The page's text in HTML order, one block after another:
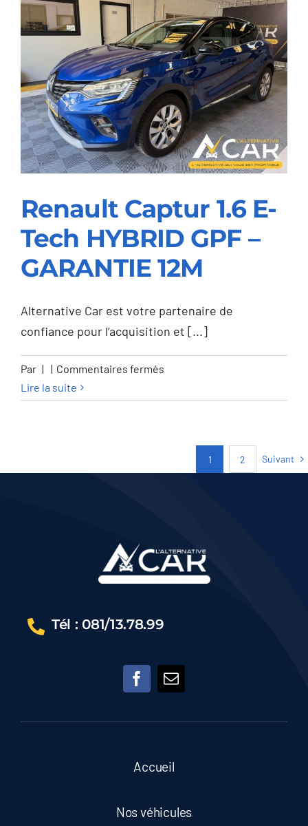
E-
TECH
Esprit
Alpine
–
GARANTIE
RENAULT
05/2029
Renault Captur 1.6 E-
GARANTIE 12M
Renault Captur 1.6 E-
Tech HYBRID GPF –
GARANTIE 12M
Alternative Car est votre partenaire de
confiance pour l’acquisition et [...]
Par | | Commentaires fermés
Captur
12M
Lire la suite
1 2 Suivant
Tél : 081/13.78.99
Accueil
Nos véhicules